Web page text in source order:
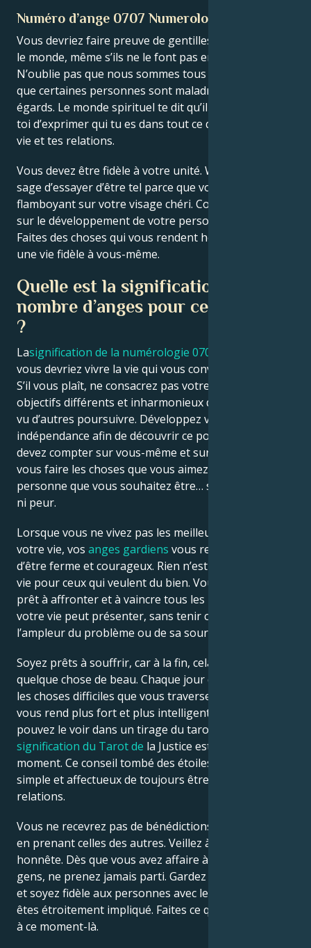
Numéro d’ange 0707 Numerologie
Vous devriez faire preuve de gentillesse envers tout
le monde, même s’ils ne le font pas en retour.
N’oublie pas que nous sommes tous différents et
que certaines personnes sont maladroites à d’autres
égards. Le monde spirituel te dit qu’il est temps pour
toi d’exprimer qui tu es dans tout ce qui concerne ta
vie et tes relations.
Vous devez être fidèle à votre unité. WB : Il n’est pas
sage d’essayer d’être tel parce que vous tomberez
flamboyant sur votre visage chéri. Concentrez-vous
sur le développement de votre personnalité unique.
Faites des choses qui vous rendent heureux et vivez
une vie fidèle à vous-même.
Quelle est la signification du
nombre d’anges pour cette figure
?
Lasignification de la numérologie 0707
vous devriez vivre la vie qui vous convient le mieux.
S’il vous plaît, ne consacrez pas votre vie à des
objectifs différents et inharmonieux que vous avez
vu d’autres poursuivre. Développez votre propre
indépendance afin de découvrir ce pour quoi vous
devez compter sur vous-même et sur la vie. Laissez-
vous faire les choses que vous aimez, DEVENEZ la
personne que vous souhaitez être… sans culpabilité
ni peur.
Lorsque vous ne vivez pas les meilleurs moments de
votre vie, vos anges gardiens vous recommandent
d’être ferme et courageux. Rien n’est facile dans cette
vie pour ceux qui veulent du bien. Vous devez être
prêt à affronter et à vaincre tous les problèmes que
votre vie peut présenter, sans tenir compte de
l’ampleur du problème ou de sa source.
Soyez prêts à souffrir, car à la fin, cela vaudra
quelque chose de beau. Chaque jour qui passe, avec
les choses difficiles que vous traversez actuellement,
vous rend plus fort et plus intelligent. Comme vous
pouvez le voir dans un tirage du tarot de l’amour, la
signification du Tarot de la Justice est très forte en ce
moment. Ce conseil tombé des étoiles est un rappel
simple et affectueux de toujours être juste dans les
relations.
Vous ne recevrez pas de bénédictions si vous vivez
en prenant celles des autres. Veillez à mener une vie
honnête. Dès que vous avez affaire à beaucoup de
gens, ne prenez jamais parti. Gardez votre honnêteté
et soyez fidèle aux personnes avec lesquelles vous
êtes étroitement impliqué. Faites ce qui est approprié
à ce moment-là.